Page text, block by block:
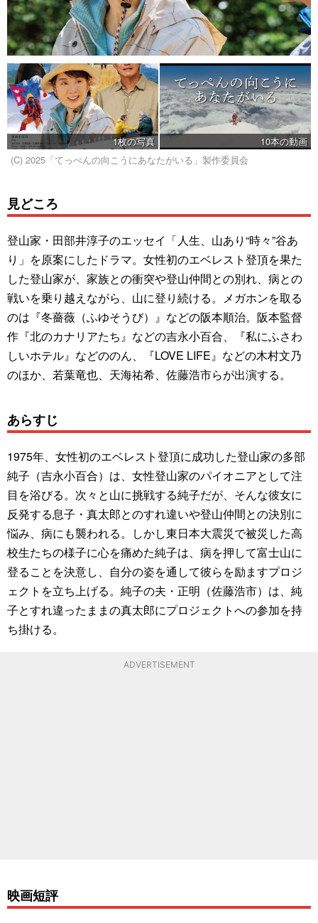
1枚の写真
10本の動画
(C) 2025「てっぺんの向こうにあなたがいる」製作委員会
見どころ
登山家・田部井淳子のエッセイ「人生、山あり“時々”谷あ
り」を原案にしたドラマ。女性初のエベレスト登頂を果た
した登山家が、家族との衝突や登山仲間との別れ、病との
戦いを乗り越えながら、山に登り続ける。メガホンを取る
のは『冬薔薇（ふゆそうび）』などの阪本順治。阪本監督
作『北のカナリアたち』などの吉永小百合、『私にふさわ
しいホテル』などののん、『LOVE LIFE』などの木村文乃
のほか、若葉竜也、天海祐希、佐藤浩市らが出演する。
あらすじ
1975年、女性初のエベレスト登頂に成功した登山家の多部
純子（吉永小百合）は、女性登山家のパイオニアとして注
目を浴びる。次々と山に挑戦する純子だが、そんな彼女に
反発する息子・真太郎とのすれ違いや登山仲間との決別に
悩み、病にも襲われる。しかし東日本大震災で被災した高
校生たちの様子に心を痛めた純子は、病を押して富士山に
登ることを決意し、自分の姿を通して彼らを励ますプロジ
ェクトを立ち上げる。純子の夫・正明（佐藤浩市）は、純
子とすれ違ったままの真太郎にプロジェクトへの参加を持
ち掛ける。
ADVERTISEMENT
映画短評